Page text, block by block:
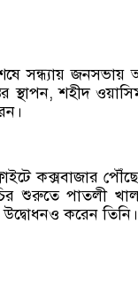
সন্ধ্যায়
স্থাপন, শহীদ
কক্সবাজার পৌঁছে
শুরুতে পাতলী
করেন তিনি।